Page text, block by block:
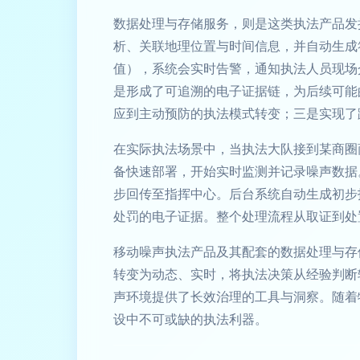
数据处理与存储服务，则是这类执法产品
析、关联地理位置与时间信息，并自动生
值），系统会实时告警，通知执法人员现
是形成了可追溯的电子证据链，为后续可
应到主动预防的执法模式转变；三是实现
在实际执法场景中，当执法大队接到某商
备快速部署，开始实时监测并记录噪声数
步回传至指挥中心。后台系统自动生成初
处罚的电子证据。整个处理流程从取证到
移动噪声执法产品及其配套的数据处理与
转变为动态、实时，将执法决策从经验判
声环境提供了长效治理的工具与洞察。随
设中不可或缺的执法利器。